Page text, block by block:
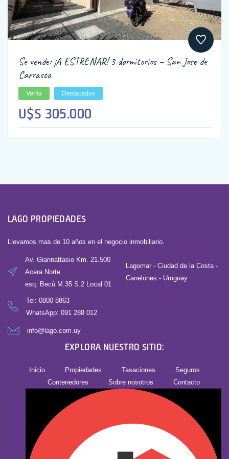
Se vende: ¡A ESTRENAR! 3 dormitorios – San Jose de
Carrasco
Venta Destacados
U$S 305.000
LAGO PROPIEDADES
Llevamos mas de 10 años en el negocio inmobiliario.
Av. Giannattasio Km. 21.500
Acera Norte
esq. Becù M.35 S.2 Local 01
Lagomar - Ciudad de la Costa -
Canelones - Uruguay.
Tel: 0800 8863
WhatsApp: 091 288 012
info@lago.com.uy
EXPLORA NUESTRO SITIO:
Inicio Propiedades Tasaciones
Seguros
Contenedores
Sobre nosotros Contacto